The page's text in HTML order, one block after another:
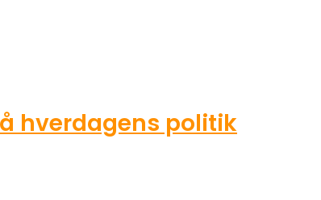
hverdagens politik